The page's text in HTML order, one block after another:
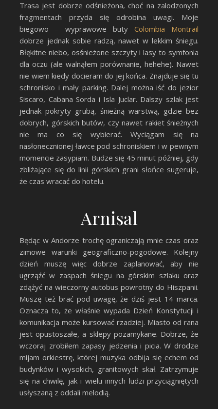
Trasa jest dobrze odśnieżona, choć na zalodzonych
fragmentach przyda się odrobina uwagi. Moje
biegowo – wyprawowe buty Colombia Montrail
dobrze jednak sobie radzą, nawet w lekkim śniegu.
Błękitne niebo, osśnieżone szczyty i lasy to symfonia
dla oczu (ale walnąłem porównanie, hehehe). Nawet
nie wiem kiedy docieram do jej końca. Znajduje się tu
schronisko i mały parking. Dalej można iść do jezior
Siscaro, Cabana Sorda i Isla Juclar. Dalszy szlak jest
jednak pokryty grubą, śnieżną warstwą, gdzie bez
dobrych, górskich butów, czy nawet rakiet śnieżnych
nie ma co się wybierać. Wyciągam się na
nasłonecznionej ławce pod schroniskiem i w pewnym
momencie zasypiam. Budze się 45 minut później, gdy
zbliżające się do linii górskich grani słońce sugeruje,
że czas wracać do hotelu.
Arnisal
Będąc w Andorze trochę ograniczają mnie czas oraz
zimowe warunki geograficzno-pogodowe. Kolejny
dzień muszę więc dobrze zaplanować, aby nie
ugrząźć w zaspach śniegu na górskim szlaku oraz
zdążyć na wieczorny autobus powrotny do Hiszpanii.
Muszę też brać pod uwagę, że dziś jest 14 marca.
Oznacza to, że właśnie wypada Dzień Konstytucji i
komunikacja może kursować rzadziej. Miasto od rana
jest opustoszałe, a sklepy pozamykane. Dobrze, że
wczoraj zrobiłem zapasy jedzenia i picia. W drodze
mijam orkiestrę, której muzyka odbija się echem od
budynków i wysokich, granitowych skał. Zatrzymuje
się na chwilę, jak i wielu innych ludzi przyciągniętych
usłyszaną z oddali melodią.